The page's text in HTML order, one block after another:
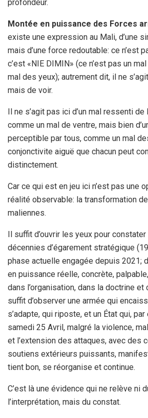
profondeur.
Montée en puissance des Forces
existe une expression au Mali, d’une
mais d’une force redoutable: ce n’est
c’est «NIE DIMIN» (ce n’est pas un
mal des yeux); autrement dit, il ne
mais de voir.
Il ne s’agit pas ici d’un mal ressenti
comme un mal de ventre, mais bien
perceptible par tous, comme un mal
conjonctivite aiguë que chacun peut
distinctement.
Car ce qui est en jeu ici n’est pas une
réalité observable: la transformation
maliennes.
Il suffit d’ouvrir les yeux pour
décennies d’égarement stratégique
phase actuelle engagée depuis 2021;
en puissance réelle, concrète,
dans l’organisation, dans la doctrine et
suffit d’observer une armée qui
s’adapte, qui riposte, et un État qui,
samedi 25 Avril, malgré la violence,
et l’extension des attaques, avec des
soutiens extérieurs puissants,
tient bon, se réorganise et continue.
C’est là une évidence qui ne relève ni
l’interprétation, mais du constat.